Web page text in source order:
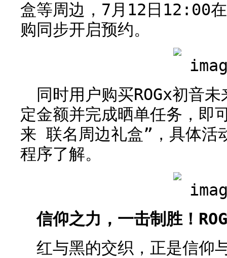
盒等周边，7月12日12:00
购同步开启预约。
同时用户购买ROGx初音
定金额并完成晒单任务，即
来 联名周边礼盒”，具体活
程序了解。
信仰之力，一击制胜！
红与黑的交织，正是信仰